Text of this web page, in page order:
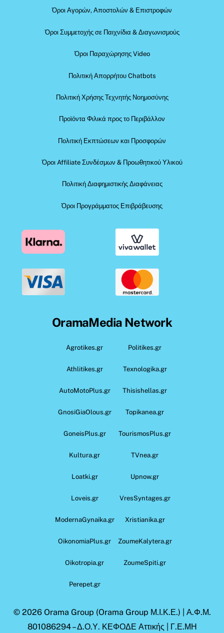
Όροι Αγορών, Αποστολών & Επιστροφών
Όροι Συμμετοχής σε Παιχνίδια & Διαγωνισμούς
Όροι Παραχώρησης Video
Πολιτική Απορρήτου Chatbots
Πολιτική Χρήσης Τεχνητής Νοημοσύνης
Προϊόντα Φιλικά προς το Περιβάλλον
Πολιτική Εκπτώσεων και Προσφορών
Όροι Affiliate Συνδέσμων & Προωθητικού Υλικού
Πολιτική Διαφημιστικής Διαφάνειας
Όροι Προγράμματος Επιβράβευσης
OramaMedia Network
Agrotikes.gr Politikes.gr
Athlitikes.gr Texnologika.gr
AutoMotoPlus.gr Thisishellas.gr
GnosiGiaOlous.gr Topikanea.gr
GoneisPlus.gr TourismosPlus.gr
Kultura.gr TVnea.gr
Loatki.gr Upnow.gr
Loveis.gr VresSyntages.gr
ModernaGynaika.gr Xristianika.gr
OikonomiaPlus.gr ZoumeKalytera.gr
Oikotropia.gr ZoumeSpiti.gr
Perepet.gr
© 2026 Orama Group (Orama Group Μ.Ι.Κ.Ε.) | Α.Φ.Μ.
801086294 – Δ.Ο.Υ. ΚΕΦΟΔΕ Αττικής | Γ.Ε.ΜΗ